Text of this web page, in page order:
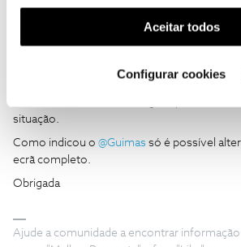
funcionalidade) e adaptar anúncios
(cookies de publicidade
utilização dos cookies clicando em "
Aceitar todos
Configurar cookies
situação.
Como indicou o @Guimas só é possível
ecrã completo.
Obrigada
Ajude a comunidade a encontrar